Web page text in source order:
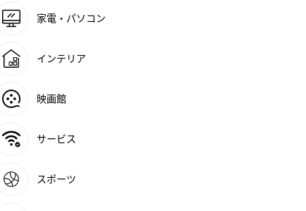
家電・パソコン
インテリア
映画館
サービス
スポーツ